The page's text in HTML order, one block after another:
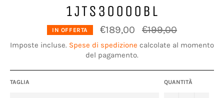
1JTS30000BL
IN OFFERTA €189,00
Prezzo
di
listino
€199,00
Imposte incluse. Spese di spedizione calcolate al momento
del pagamento.
TAGLIA QUANTITÀ